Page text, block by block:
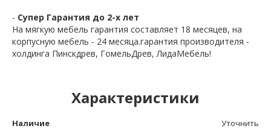
- Супер Гарантия до 2-х лет
На мягкую мебель гарантия составляет 18 месяцев, на
корпусную мебель - 24 месяца.гарантия производителя -
холдинга Пинскдрев, ГомельДрев, ЛидаМебель!
Характеристики
Наличие Уточнить